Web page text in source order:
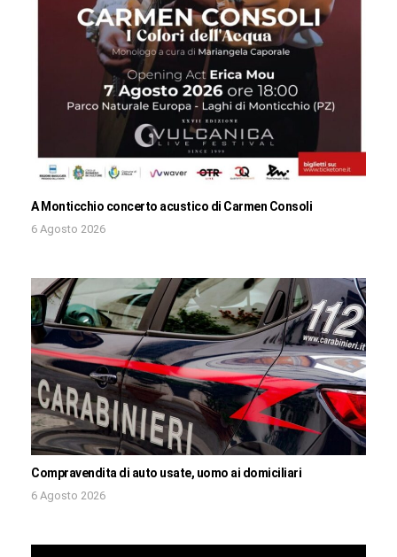
A Monticchio concerto acustico di Carmen Consoli
6 Agosto 2026
Compravendita di auto usate, uomo ai domiciliari
6 Agosto 2026